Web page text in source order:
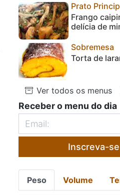
Prato
Frango
delícia de
Sobremesa
Torta de
Ver todos os menus
Receber o menu do dia
Inscreva-se
Peso Volume